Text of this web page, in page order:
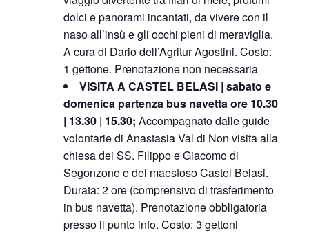
dolci e panorami incantati, da vivere con il
naso all’insù e gli occhi pieni di meraviglia.
A cura di Dario dell’Agritur Agostini. Costo:
1 gettone. Prenotazione non necessaria
VISITA A CASTEL BELASI | sabato e
domenica partenza bus navetta ore 10.30
| 13.30 | 15.30; Accompagnato dalle guide
volontarie di Anastasia Val di Non visita alla
chiesa dei SS. Filippo e Giacomo di
Segonzone e del maestoso Castel Belasi.
Durata: 2 ore (comprensivo di trasferimento
in bus navetta). Prenotazione obbligatoria
presso il punto info. Costo: 3 gettoni​